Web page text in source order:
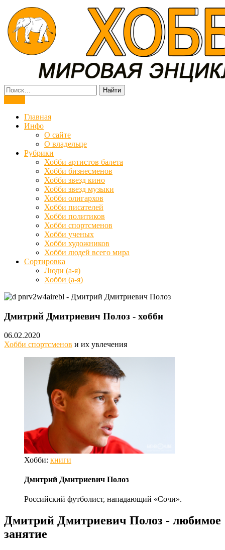
Мировая энциклопедия хобби
Главная
Инфо
О сайте
О владельце
Рубрики
Хобби артистов балета
Хобби бизнесменов
Хобби звезд кино
Хобби звезд музыки
Хобби олигархов
Хобби писателей
Хобби политиков
Хобби спортсменов
Хобби ученых
Хобби художников
Хобби людей всего мира
Сортировка
Люди (а-я)
Хобби (а-я)
Дмитрий Дмитриевич Полоз - хобби
06.02.2020
Хобби спортсменов и их увлечения
Хобби: книги
Дмитрий Дмитриевич Полоз
Российский футболист, нападающий «Сочи».
Дмитрий Дмитриевич Полоз - любимое
занятие